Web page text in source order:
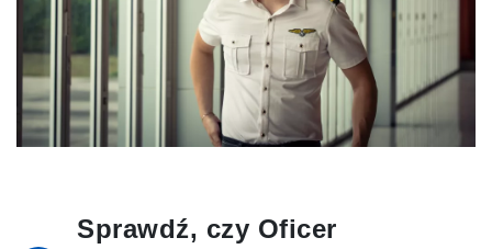
Sprawdź, czy Oficer